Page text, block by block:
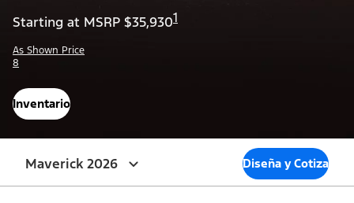
Starting at MSRP $35,9301
As Shown Price
8
Inventario
Maverick 2026 Diseña y Cotiza